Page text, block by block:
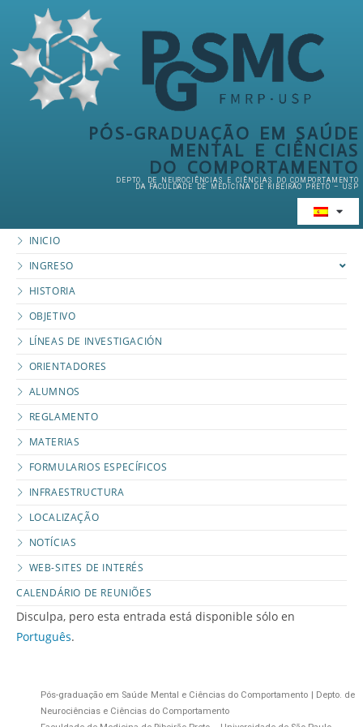
PÓS-GRADUAÇÃO EM SAÚDE
MENTAL E CIÊNCIAS
DO COMPORTAMENTO
DEPTO. DE NEUROCIÊNCIAS E CIÊNCIAS DO COMPORTAMENTO
DA FACULDADE DE MEDICINA DE RIBEIRÃO PRETO – USP
INICIO
INGRESO
HISTORIA
OBJETIVO
LÍNEAS DE INVESTIGACIÓN
ORIENTADORES
ALUMNOS
REGLAMENTO
MATERIAS
FORMULARIOS ESPECÍFICOS
INFRAESTRUCTURA
LOCALIZAÇÃO
NOTÍCIAS
WEB-SITES DE INTERÉS
CALENDÁRIO DE REUNIÕES
Disculpa, pero esta entrada está disponible sólo en
Português.
Pós-graduação em Saúde Mental e Ciências do Comportamento | Depto. de
Neurociências e Ciências do Comportamento